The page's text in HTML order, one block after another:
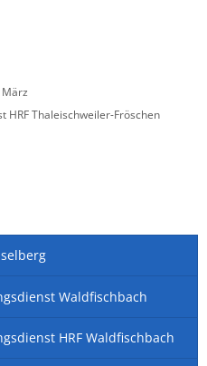
März
HRF Thaleischweiler-Fröschen
Waldfischbach
HRF Waldfischbach